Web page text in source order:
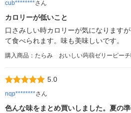
cub********さん
カロリーが低いこと
口さみしい時カロリーが気になります
て食べられます。味も美味しいです。
購入商品：たらみ おいしい蒟蒻ゼリーピ
5.0
nqp********さん
色んな味をまとめ買いしました。夏の